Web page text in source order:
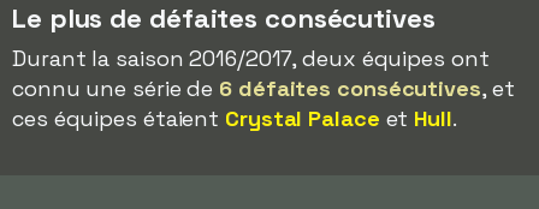
Le plus de défaites consécutives
Durant la saison 2016/2017, deux équipes ont
connu une série de 6 défaites consécutives, et
ces équipes étaient Crystal Palace et Hull.